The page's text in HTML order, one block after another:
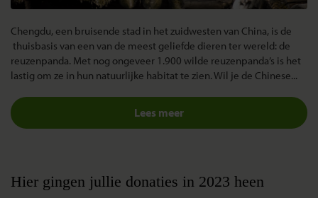
Chengdu, een bruisende stad in het zuidwesten van China, is de
thuisbasis van een van de meest geliefde dieren ter wereld: de
reuzenpanda. Met nog ongeveer 1.900 wilde reuzenpanda’s is het
lastig om ze in hun natuurlijke habitat te zien. Wil je de Chinese...
Lees meer
Hier gingen jullie donaties in 2023 heen